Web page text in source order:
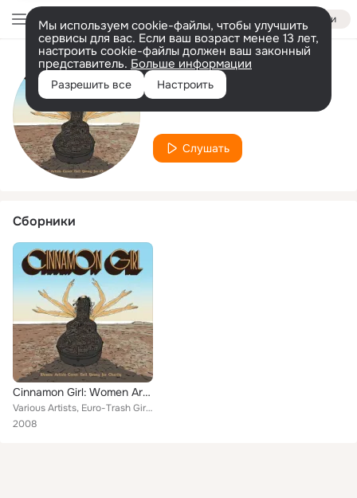
Войти
Мы используем cookie-файлы, чтобы улучшить
сервисы для вас. Если ваш возраст менее 13 лет,
настроить cookie-файлы должен ваш законный
представитель. Больше информации
Разрешить все Настроить
Исполнитель
Carmen Townsend
Слушать
Сборники
Cinnamon Girl: Women Artists Cover Neil Young for Charity
Various Artists, Euro-Trash Girl, Veruca Salt, Darcie Miner, Dala, Josie Cotton, Carmen Townsend, Kate York, Britta Phillips, Ju...
2008